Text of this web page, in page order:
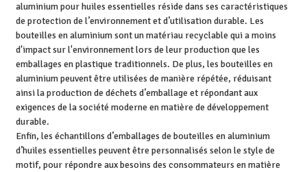
aluminium pour huiles essentielles réside dans ses caractéristiques
de protection de l’environnement et d’utilisation durable. Les
bouteilles en aluminium sont un matériau recyclable qui a moins
d'impact sur l'environnement lors de leur production que les
emballages en plastique traditionnels. De plus, les bouteilles en
aluminium peuvent être utilisées de manière répétée, réduisant
ainsi la production de déchets d’emballage et répondant aux
exigences de la société moderne en matière de développement
durable.
Enfin, les échantillons d’emballages de bouteilles en aluminium
d’huiles essentielles peuvent être personnalisés selon le style de
motif, pour répondre aux besoins des consommateurs en matière